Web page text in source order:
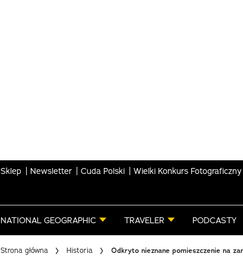
Sklep Newsletter Cuda Polski Wielki Konkurs Fotograficzny
NATIONAL GEOGRAPHIC TRAVELER PODCASTY
Strona główna Historia Odkryto nieznane pomieszczenie na